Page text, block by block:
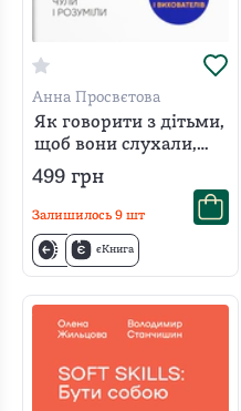
Анна Просвєтова
Як говорити з дітьми,
щоб вони слухали,
чули і розуміли
499 грн
Залишилось 9 шт
єКнига